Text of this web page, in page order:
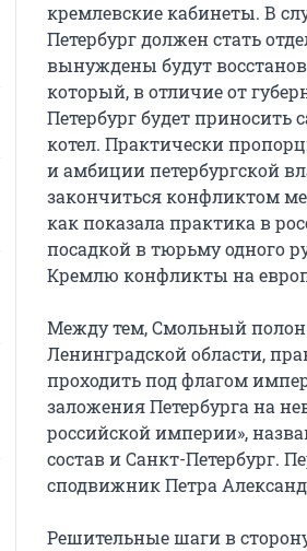
кремлевские кабинеты. В
Петербург должен стать
вынуждены будут
который, в отличие от
Петербург будет
котел. Практически
и амбиции петербургской
закончиться конфликтом
как показала практика в
посадкой в тюрьму одного
Кремлю конфликты на
Между тем, Смольный
Ленинградской области,
проходить под флагом
заложения Петербурга на
российской империи»,
состав и Санкт-Петербург.
сподвижник Петра
Решительные шаги в